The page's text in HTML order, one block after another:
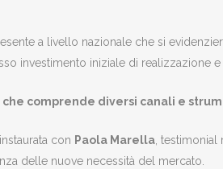
a livello nazionale che si
investimento iniziale di realizzazione
comprende diversi canali e
con Paola Marella, testimonial
delle nuove necessità del mercato.